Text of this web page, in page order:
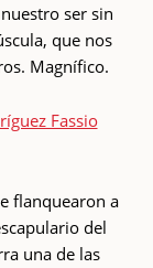
ser sin
que nos
Magnífico.
flanquearon a
del
una de las